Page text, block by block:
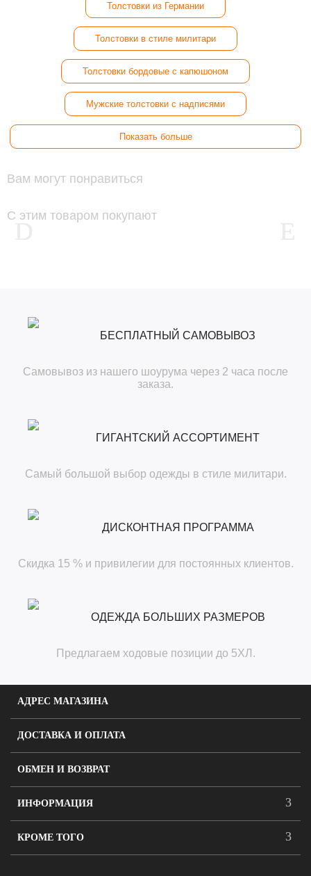
Толстовки из Германии
Толстовки в стиле милитари
Толстовки бордовые с капюшоном
Мужские толстовки с надписями
Показать больше
Вам могут понравиться
С этим товаром покупают
БЕСПЛАТНЫЙ САМОВЫВОЗ
Самовывоз из нашего шоурума через 2 часа после
заказа.
ГИГАНТСКИЙ АССОРТИМЕНТ
Самый большой выбор одежды в стиле милитари.
ДИСКОНТНАЯ ПРОГРАММА
Скидка 15 % и привилегии для постоянных клиентов.
ОДЕЖДА БОЛЬШИХ РАЗМЕРОВ
Предлагаем ходовые позиции до 5ХЛ.
АДРЕС МАГАЗИНА
ДОСТАВКА И ОПЛАТА
ОБМЕН И ВОЗВРАТ
ИНФОРМАЦИЯ
КРОМЕ ТОГО